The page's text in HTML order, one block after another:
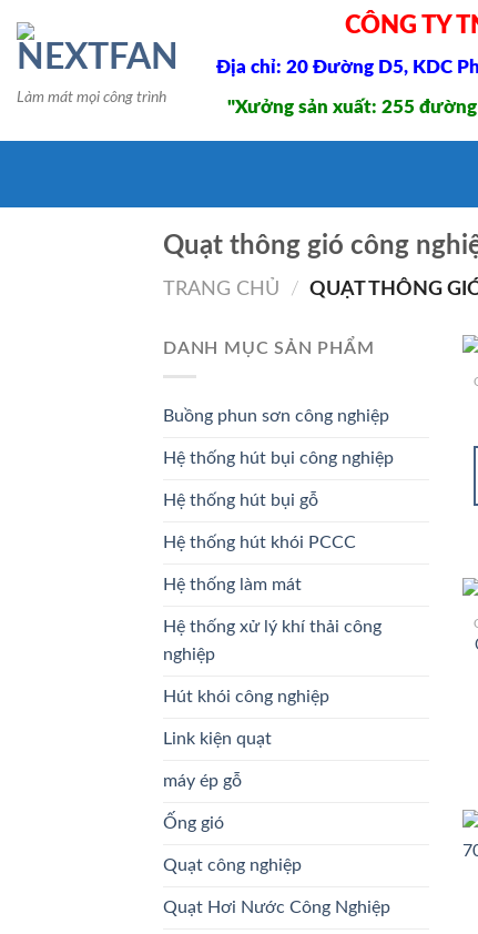
content
Làm mát mọi công trình
CÔNG TY
Địa chỉ: 20 Đường D5, KDC
"Xưởng sản xuất: 255 đường
Quạt thông gió công
TRANG CHỦ / QUẠT THÔNG
DANH MỤC SẢN PHẨM
Buồng phun sơn công nghiệp
Hệ thống hút bụi công nghiệp
Hệ thống hút bụi gỗ
Hệ thống hút khói PCCC
Hệ thống làm mát
Hệ thống xử lý khí thải công
nghiệp
Hút khói công nghiệp
Link kiện quạt
máy ép gỗ
Ống gió
Quạt công nghiệp
Quạt Hơi Nước Công Nghiệp